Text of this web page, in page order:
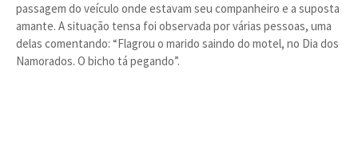
passagem do veículo onde estavam seu companheiro e a suposta
amante. A situação tensa foi observada por várias pessoas, uma
delas comentando: “Flagrou o marido saindo do motel, no Dia dos
Namorados. O bicho tá pegando”.